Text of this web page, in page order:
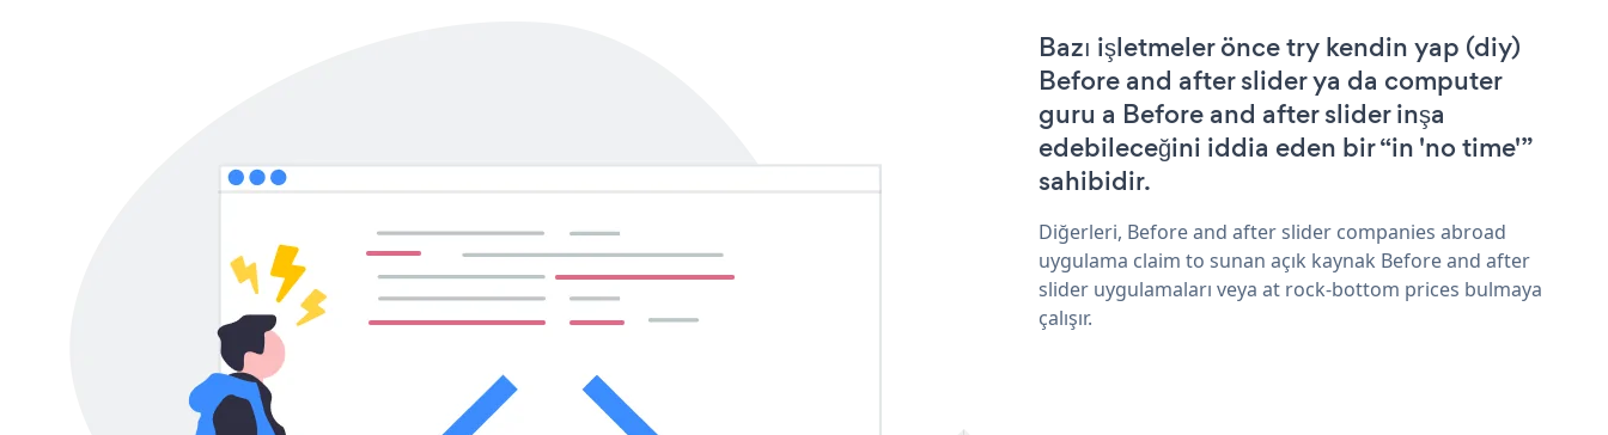
Bazı işletmeler önce try kendin yap (diy)
Before and after slider ya da computer
guru a Before and after slider inşa
edebileceğini iddia eden bir “in 'no time'”
sahibidir.
Diğerleri, Before and after slider companies abroad
uygulama claim to sunan açık kaynak Before and after
slider uygulamaları veya at rock-bottom prices bulmaya
çalışır.